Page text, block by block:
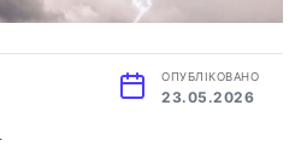
ОПУБЛІКОВАНО
23.05.2026